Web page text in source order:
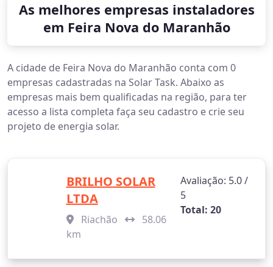
As melhores empresas instaladores
em Feira Nova do Maranhão
A cidade de Feira Nova do Maranhão conta com 0
empresas cadastradas na Solar Task. Abaixo as
empresas mais bem qualificadas na região, para ter
acesso a lista completa faça seu cadastro e crie seu
projeto de energia solar.
BRILHO SOLAR
LTDA
Riachão
58.06
km
Avaliação: 5.0 /
5
Total: 20